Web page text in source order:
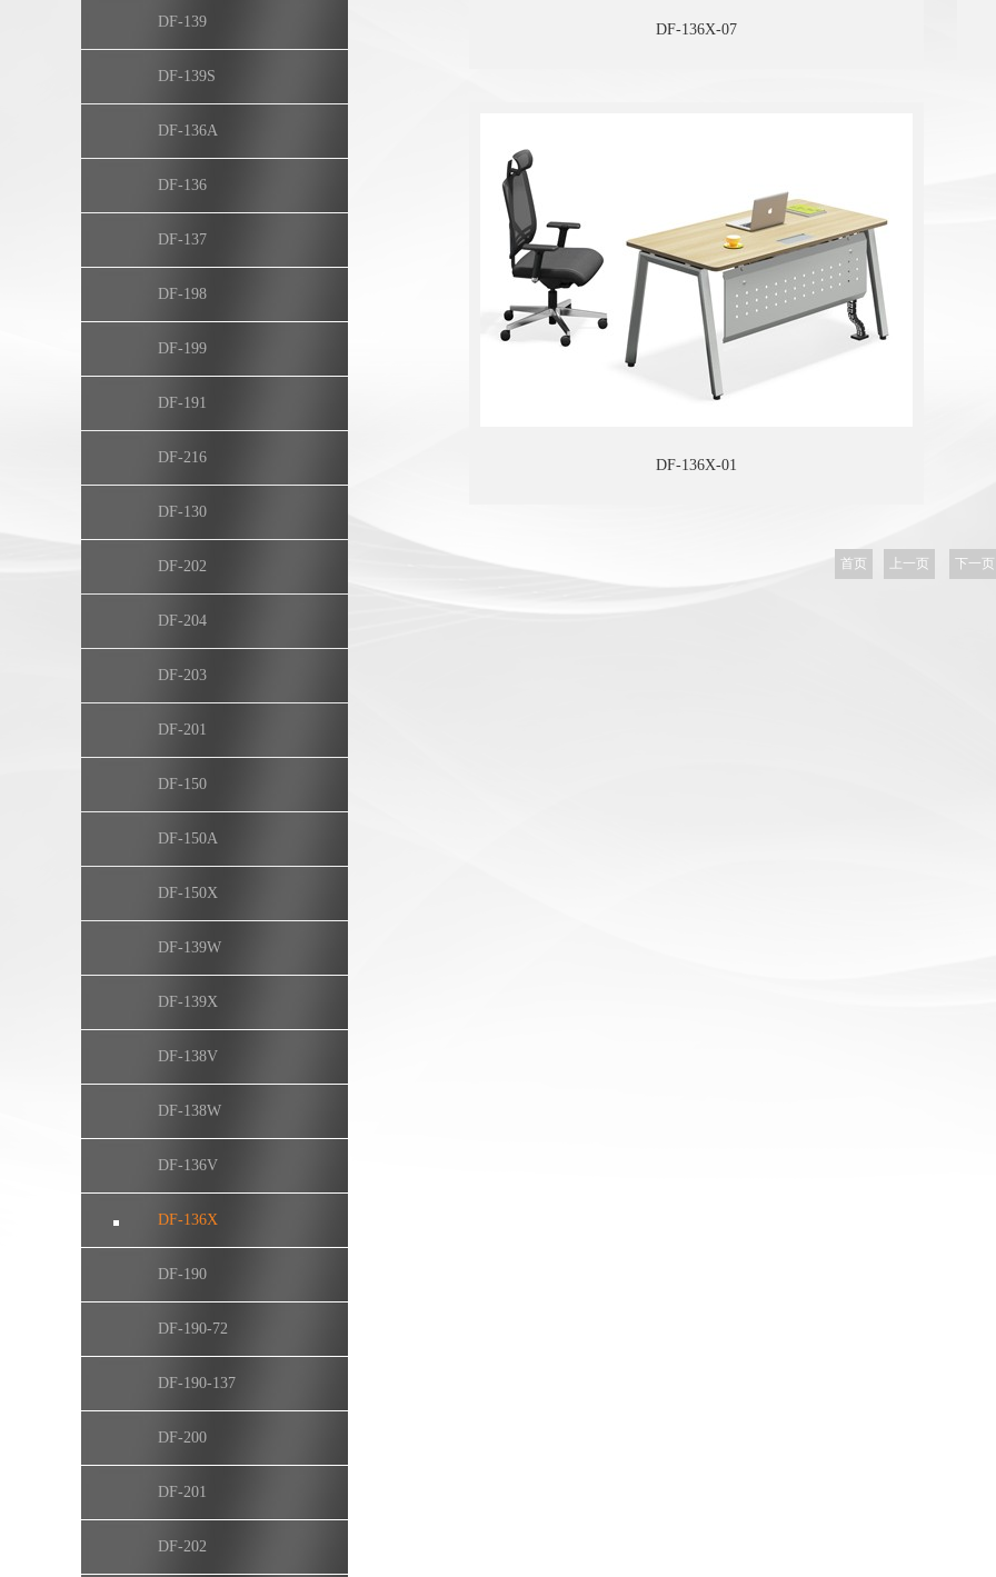
DF-139
DF-139S
DF-136A
DF-136
DF-137
DF-198
DF-199
DF-191
DF-216
DF-130
DF-202
DF-204
DF-203
DF-201
DF-150
DF-150A
DF-150X
DF-139W
DF-139X
DF-138V
DF-138W
DF-136V
DF-136X
DF-190
DF-190-72
DF-190-137
DF-200
DF-201
DF-202
DF-136X-07
DF-136X-01
首页 上一页 下一页